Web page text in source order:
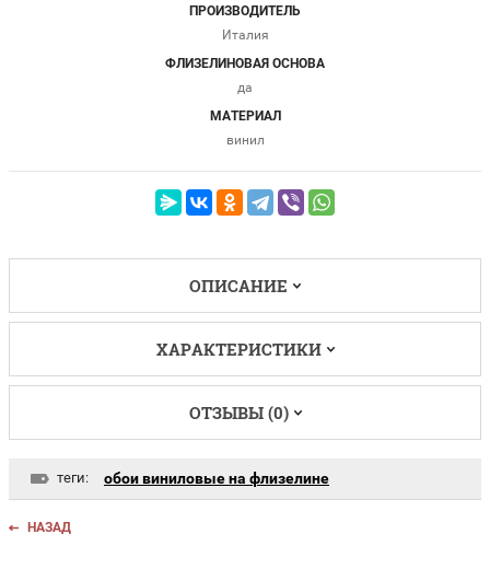
ПРОИЗВОДИТЕЛЬ
Италия
ФЛИЗЕЛИНОВАЯ ОСНОВА
да
МАТЕРИАЛ
винил
ОПИСАНИЕ
ХАРАКТЕРИСТИКИ
ОТЗЫВЫ (0)
теги: обои виниловые на флизелине
НАЗАД